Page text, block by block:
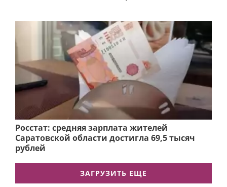
Росстат: средняя зарплата жителей
Саратовской области достигла 69,5 тысяч
рублей
ЗАГРУЗИТЬ ЕЩЕ